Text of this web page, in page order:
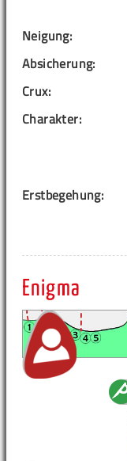
Neigung:
Absicherung:
Crux:
Charakter:
Erstbegehung:
Enigma